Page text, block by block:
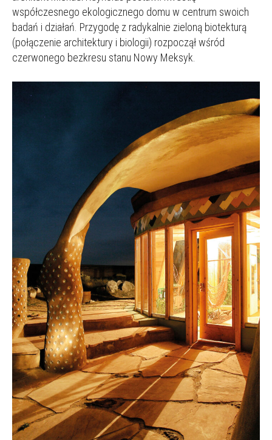
współczesnego ekologicznego domu w centrum swoich
badań i działań. Przygodę z radykalnie zieloną biotekturą
(połączenie architektury i biologii) rozpoczął wśród
czerwonego bezkresu stanu Nowy Meksyk.